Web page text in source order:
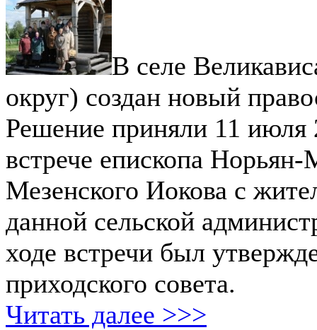
В селе
округ) создан новый
Решение приняли 11 июля
встрече епископа Норьян-
Мезенского Иокова с
данной сельской
ходе встречи был
приходского совета.
Читать далее >>>